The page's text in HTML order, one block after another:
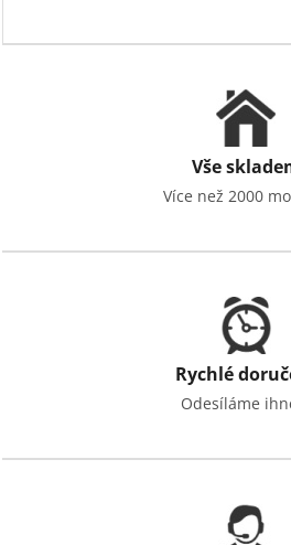
Vše
Více než 2000
Rychlé
Odesíláme